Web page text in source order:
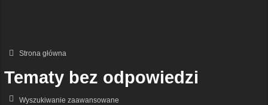
Strona główna
Tematy bez odpowiedzi
Wyszukiwanie zaawansowane